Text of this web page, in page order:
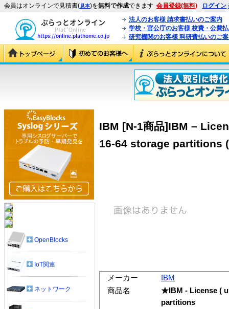
会員はオンラインで見積書(見本)を無料で作成できます 会員登録(無料) ログイン
法人のお客様 請求書払いのご案内
学校・官公庁のお客様 校費・公費
研究機関のお客様 科研費払いのご
IBM [N-1商品]IBM –
16-64 storage partitions
メーカー
IBM
商品名
★IBM - License (
partitions
OpenBlocks
IoT関連
ネットワーク